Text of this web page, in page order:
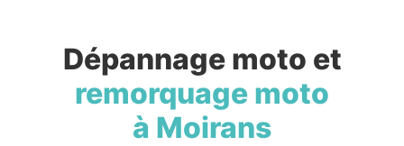
Dépannage moto et
remorquage moto
à Moirans